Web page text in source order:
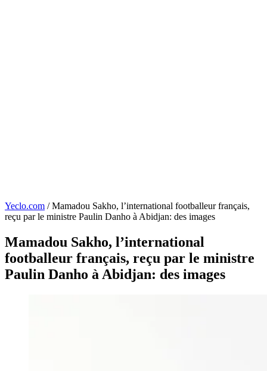
Yeclo.com / Mamadou Sakho, l’international footballeur français,
reçu par le ministre Paulin Danho à Abidjan: des images
Mamadou Sakho, l’international
footballeur français, reçu par le ministre
Paulin Danho à Abidjan: des images